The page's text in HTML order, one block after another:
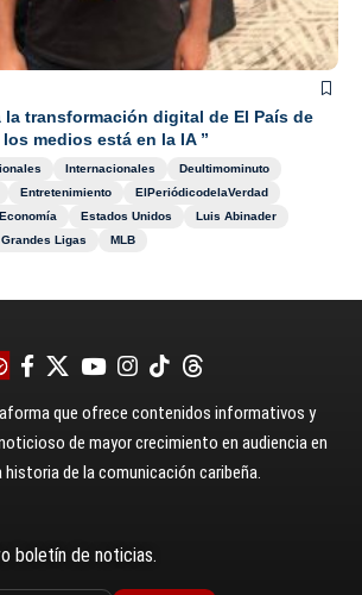
la transformación digital de El País de
medios está en la IA ”
Internacionales
Deultimominuto
Entretenimiento
ElPeriódicodelaVerdad
Economía Estados Unidos
Luis Abinader
Grandes Ligas MLB
que ofrece contenidos informativos y
de mayor crecimiento en audiencia en
de la comunicación caribeña.
boletín de noticias.